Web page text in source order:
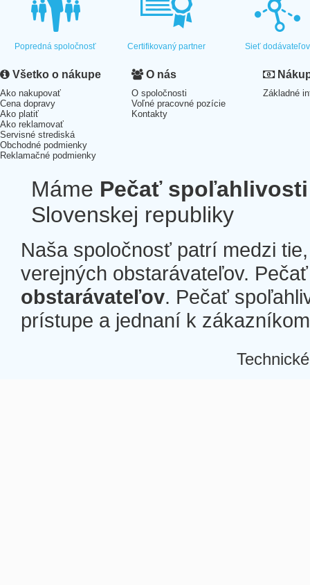
Popredná spoločnosť Certifikovaný partner Sieť dodávateľov
Všetko o nákupe
Ako nakupovať
Cena dopravy
Ako platiť
Ako reklamovať
Servisné strediská
Obchodné podmienky
Reklamačné podmienky
O nás
O spoločnosti
Voľné pracovné pozície
Kontakty
Základné
Máme Pečať spoľahlivosti
Slovenskej republiky
Naša spoločnosť patrí medzi
verejných obstarávateľov.
obstarávateľov. Pečať
prístupe a jednaní k